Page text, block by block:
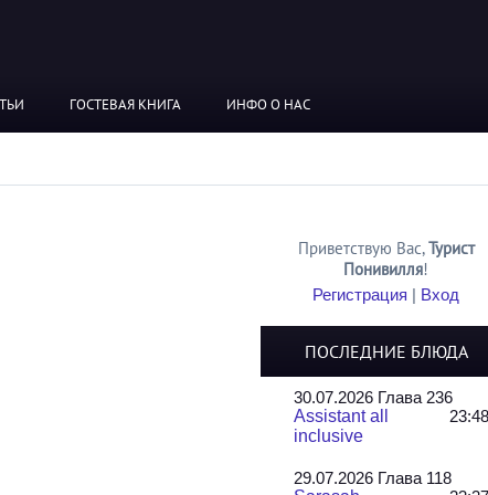
ГОСТЕВАЯ КНИГА ИНФО О НАС
Приветствую Вас,Турист
Понивилля!
Регистрация | Вход
ПОСЛЕДНИЕ БЛЮДА
30.07.2026 Глава 236
Assistant all
inclusive
29.07.2026 Глава 118